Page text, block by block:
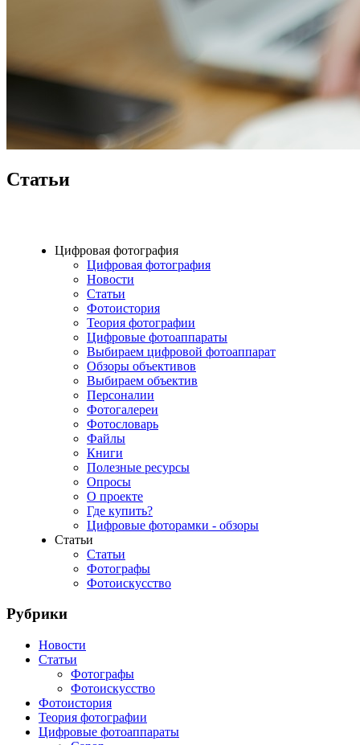
Статьи
Цифровая фотография
Цифровая фотография
Новости
Статьи
Фотоистория
Теория фотографии
Цифровые фотоаппараты
Выбираем цифровой фотоаппарат
Обзоры объективов
Выбираем объектив
Персоналии
Фотогалереи
Фотословарь
Файлы
Книги
Полезные ресурсы
Опросы
О проекте
Где купить?
Цифровые фоторамки - обзоры
Статьи
Статьи
Фотографы
Фотоискусство
Рубрики
Новости
Статьи
Фотографы
Фотоискусство
Фотоистория
Теория фотографии
Цифровые фотоаппараты